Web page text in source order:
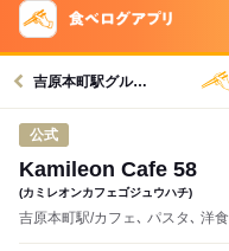
吉原本町駅グルメへ
公式
Kamileon Cafe 58
(カミレオンカフェゴジュウハチ)
吉原本町駅/カフェ､ パスタ､ 洋食